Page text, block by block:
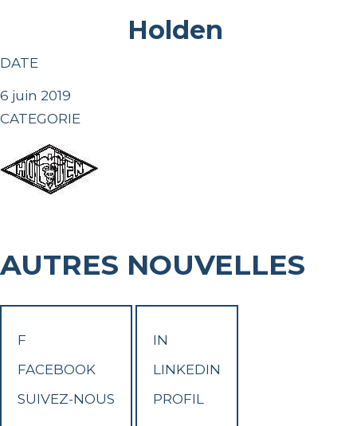
Holden
DATE
6 juin 2019
CATEGORIE
AUTRES NOUVELLES
F
FACEBOOK
SUIVEZ-NOUS
IN
LINKEDIN
PROFIL